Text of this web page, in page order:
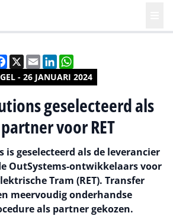
- 26 JANUARI 2024
Facebook
X EmailLinkedIn
geselecteerd als
voor RET
is geselecteerd als de leverancier
OutSystems-ontwikkelaars voor
Tram (RET). Transfer
meervoudig onderhandse
als partner gekozen.